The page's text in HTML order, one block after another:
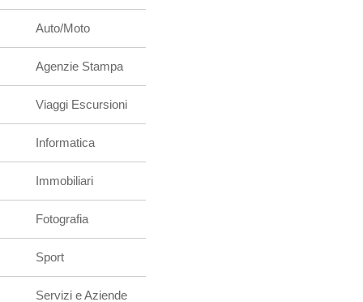
Auto/Moto
Agenzie Stampa
Viaggi Escursioni
Informatica
Immobiliari
Fotografia
Sport
Servizi e Aziende